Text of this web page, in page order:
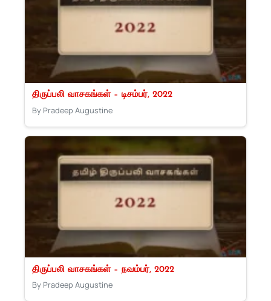
திருப்பலி வாசகங்கள் – டிசம்பர், 2022
By Pradeep Augustine
திருப்பலி வாசகங்கள் – நவம்பர், 2022
By Pradeep Augustine